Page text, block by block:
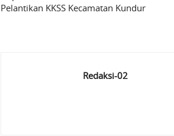
Pelantikan KKSS Kecamatan Kundur
Redaksi-02